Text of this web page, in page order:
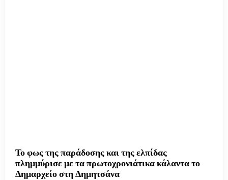
Το φως της παράδοσης και της ελπίδας
πλημμύρισε με τα πρωτοχρονιάτικα κάλαντα το
Δημαρχείο στη Δημητσάνα